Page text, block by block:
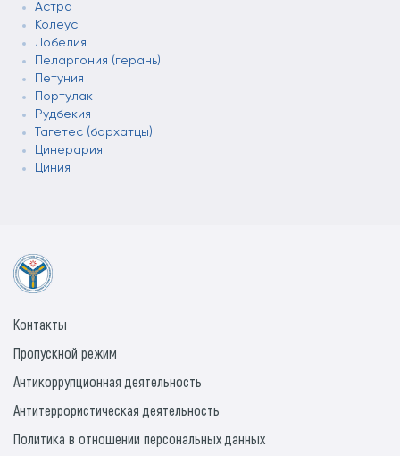
Астра
Колеус
Лобелия
Пеларгония (герань)
Петуния
Портулак
Рудбекия
Тагетес (бархатцы)
Цинерария
Циния
Контакты
Пропускной режим
Антикоррупционная деятельность
Антитеррористическая деятельность
Политика в отношении персональных данных